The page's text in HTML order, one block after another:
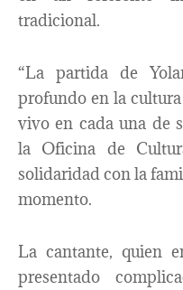
tradicional.
“La partida de
profundo en la cultura
vivo en cada una de
la Oficina de
solidaridad con la
momento.
La cantante, quien
presentado